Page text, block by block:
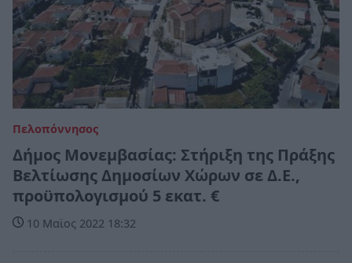
Πελοπόννησος
Δήμος Μονεμβασίας: Στήριξη της Πράξης
Βελτίωσης Δημοσίων Χώρων σε Δ.Ε.,
προϋπολογισμού 5 εκατ. €
10 Μαϊος 2022 18:32